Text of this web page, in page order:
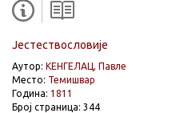
Јестествословије
Аутор: КЕНГЕЛАЦ, Павле
Место: Темишвар
Година: 1811
Број страница: 344